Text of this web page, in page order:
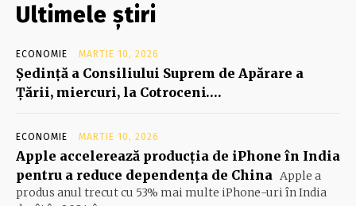
Ultimele știri
ECONOMIE MARTIE 10, 2026
Şedinţă a Consiliului Suprem de Apărare a
Ţării, miercuri, la Cotroceni….
ECONOMIE MARTIE 10, 2026
Apple accelerează producția de iPhone în India
pentru a reduce dependența de China Apple a
produs anul trecut cu 53% mai multe iPhone-uri în India